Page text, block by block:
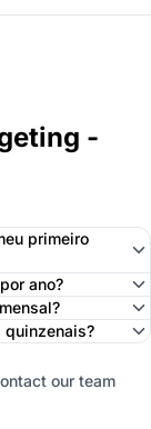
-
primeiro
ano?
quinzenais?
our team